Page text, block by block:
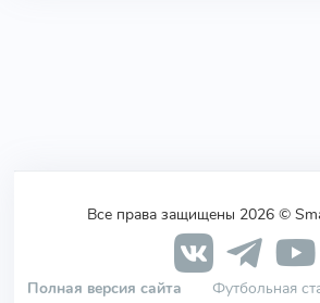
Все права защищены 2026 ©
Полная версия сайта Футбольная